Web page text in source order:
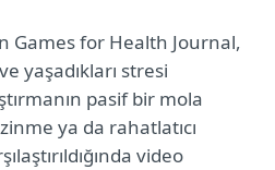
Games for Health Journal,
yaşadıkları stresi
pasif bir mola
ya da rahatlatıcı
video